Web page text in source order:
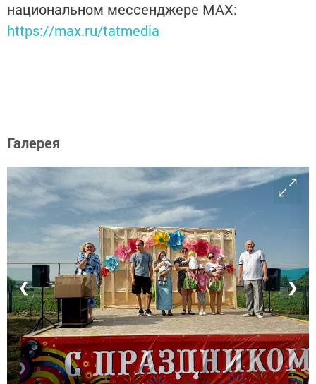
национальном мессенджере MАХ:
https://max.ru/tatmedia
Галерея
❮ ❯